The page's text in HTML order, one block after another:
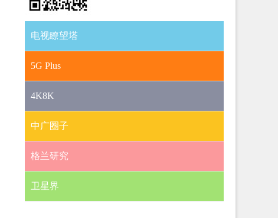
电视瞭望塔
5G Plus
4K8K
中广圈子
格兰研究
卫星界